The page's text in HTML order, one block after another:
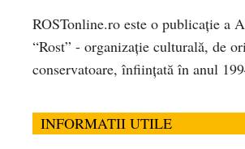
ROSTonline.ro este o publicaţie a
“Rost” - organizaţie culturală, de
conservatoare, înfiinţată în anul
INFORMATII UTILE